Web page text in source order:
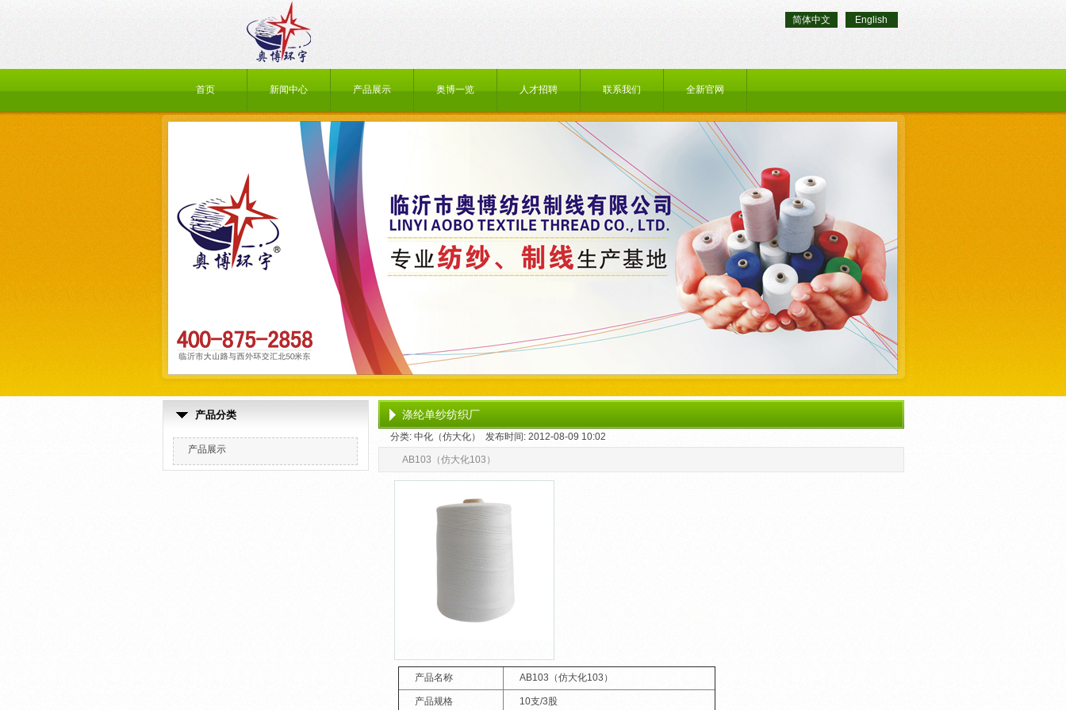
简体中文 English
首页 新闻中心 产品展示 奥博一览 人才招聘 联系我们 全新官网
产品分类
产品展示
涤纶单纱纺织厂
分类: 中化（仿大化） 发布时间: 2012-08-09 10:02
AB103（仿大化103）
产品名称 AB103（仿大化103）
产品规格 10支/3股